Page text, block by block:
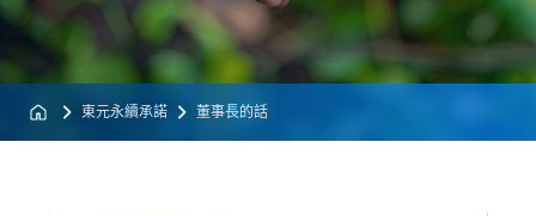
東元永續承諾 董事長的話